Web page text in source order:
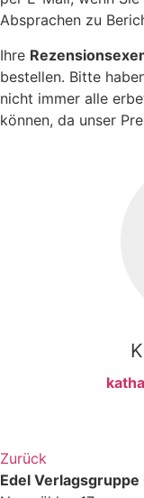
Absprachen zu
Ihre
bestellen. Bitte
nicht immer alle
können, da unser
Zurück
Edel Verlagsgruppe